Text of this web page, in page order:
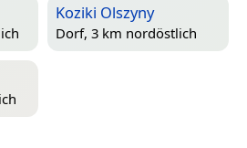
Koziki Olszyny
Dorf, 3 km nordöstlich